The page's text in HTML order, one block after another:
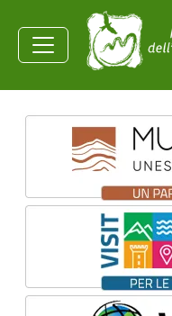
Salta al contenuto principale
Homepage